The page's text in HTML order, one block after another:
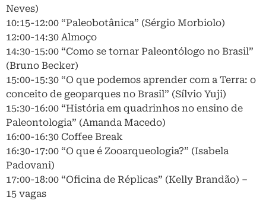
Neves)
10:15-12:00 “Paleobotânica” (Sérgio Morbiolo)
12:00-14:30 Almoço
14:30-15:00 “Como se tornar Paleontólogo no Brasil”
(Bruno Becker)
15:00-15:30 “O que podemos aprender com a Terra: o
conceito de geoparques no Brasil” (Sílvio Yuji)
15:30-16:00 “História em quadrinhos no ensino de
Paleontologia” (Amanda Macedo)
16:00-16:30 Coffee Break
16:30-17:00 “O que é Zooarqueologia?” (Isabela
Padovani)
17:00-18:00 “Oficina de Réplicas” (Kelly Brandão) –
15 vagas